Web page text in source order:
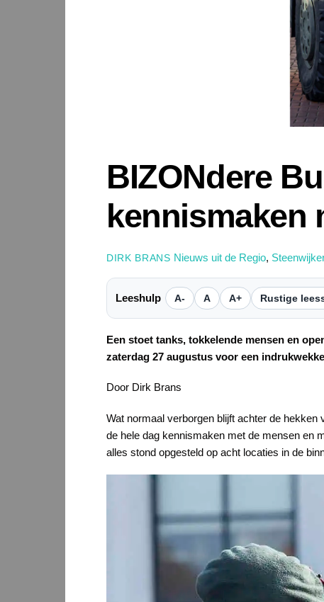
BIZONdere
kennismaken
DIRK BRANS Nieuws uit de Regio,
Leeshulp A- A A+ Rustige
Een stoet tanks, tokkelende mensen en
zaterdag 27 augustus voor een
Door Dirk Brans
Wat normaal verborgen blijft achter de
de hele dag kennismaken met de mensen en
alles stond opgesteld op acht locaties in de